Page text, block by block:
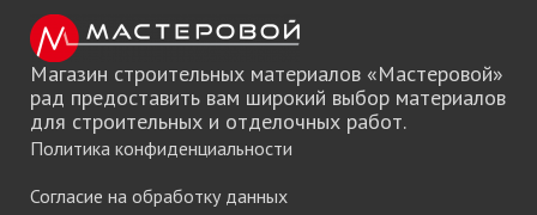
Магазин строительных материалов «Мастеровой»
рад предоставить вам широкий выбор материалов
для строительных и отделочных работ.
Политика конфиденциальности
Согласие на обработку данных